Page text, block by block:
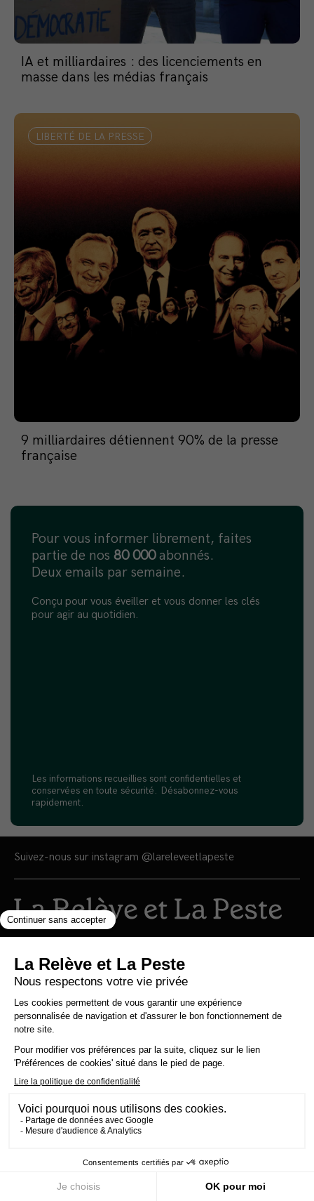
IA et milliardaires : des licenciements en
masse dans les médias français
LIBERTÉ DE LA PRESSE
9 milliardaires détiennent 90% de la presse
française
Pour vous informer librement, faites
partie de nos 80 000abonnés.
Deux emails par semaine.
Conçu pour vous éveiller et vous donner les clés
pour agir au quotidien.
Les informations recueillies sont confidentielles et
conservées en toute sécurité. Désabonnez-vous
rapidement.
Suivez-nous sur instagram @lareleveetlapeste
Vous avez une question, un commentaire,
une suggestion ?
lareleveetlapeste@gmail.com
Nous sommes une maison d'édition et un
média 100% indépendants qui
s'autofinancent en totale autonomie.
Notre portée est humaniste, écologiste et
grâce à la vente de nos livres. Notre
0 prêt bancaire pour une information 100%